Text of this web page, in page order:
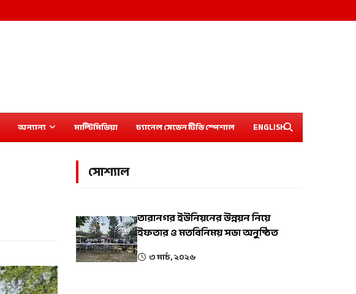
অন্যান্য মাল্টিমিডিয়া চ্যানেল সেভেন টিভি স্পেশাল ENGLISH
সোশ্যাল
তারানগর ইউনিয়নের উন্নয়ন নিয়ে
ইফতার ও মতবিনিময় সভা অনুষ্ঠিত
৩ মার্চ, ২০২৬